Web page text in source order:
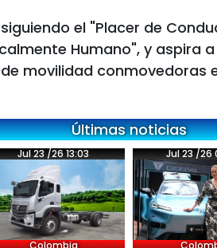
el "Placer de
Humano", y aspira
movilidad conmovedoras
Últimas noticias
Jul 23 /26 13:03
Colombia
Jul 23 /26